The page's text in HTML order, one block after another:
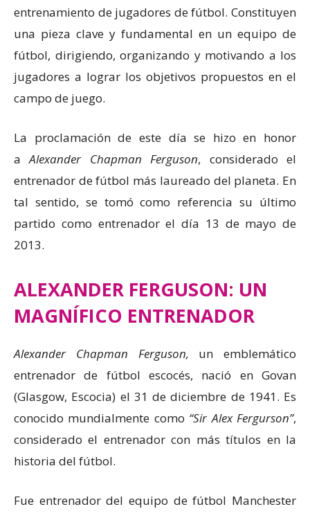
entrenamiento de jugadores de fútbol. Constituyen
una pieza clave y fundamental en un equipo de
fútbol, dirigiendo, organizando y motivando a los
jugadores a lograr los objetivos propuestos en el
campo de juego.
La proclamación de este día se hizo en honor
aAlexander Chapman Ferguson, considerado el
entrenador de fútbol más laureado del planeta. En
tal sentido, se tomó como referencia su último
partido como entrenador el día 13 de mayo de
2013.
ALEXANDER FERGUSON: UN
MAGNÍFICO ENTRENADOR
Alexander Chapman Ferguson, un emblemático
entrenador de fútbol escocés, nació en Govan
(Glasgow, Escocia) el 31 de diciembre de 1941. Es
conocido mundialmente como “Sir Alex Fergurson”,
considerado el entrenador con más títulos en la
historia del fútbol.
Fue entrenador del equipo de fútbol Manchester